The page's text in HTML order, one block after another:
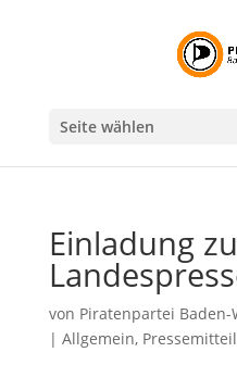
Seite wählen
Einladung
von Piratenpartei
| Allgemein,